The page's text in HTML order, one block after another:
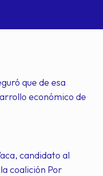
que de esa
económico de
candidato al
coalición Por